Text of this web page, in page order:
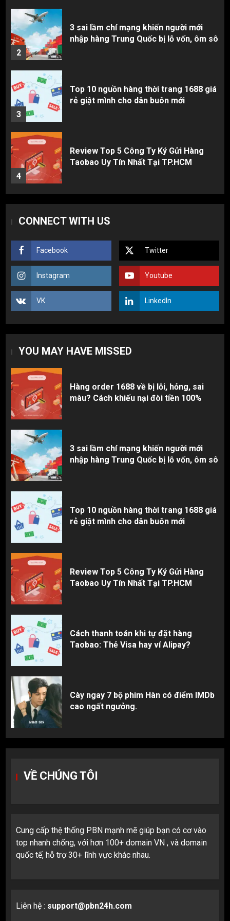
2
3 sai lầm chí mạng khiến người mới
nhập hàng Trung Quốc bị lỗ vốn, ôm sô
3
Top 10 nguồn hàng thời trang 1688 giá
rẻ giật mình cho dân buôn mới
4
Review Top 5 Công Ty Ký Gửi Hàng
Taobao Uy Tín Nhất Tại TP.HCM
Taobao: Thẻ Visa hay ví Alipay?
1
Hàng order 1688 về bị lỗi, hỏng, sai
màu? Cách khiếu nại đòi tiền 100%
3 sai lầm chí mạng khiến người mới
nhập hàng Trung Quốc bị lỗ vốn, ôm sô
Top 10 nguồn hàng thời trang 1688 giá
CONNECT WITH US
Facebook Twitter
Instagram Youtube
VK LinkedIn
YOU MAY HAVE MISSED
Hàng order 1688 về bị lỗi, hỏng, sai
màu? Cách khiếu nại đòi tiền 100%
3 sai lầm chí mạng khiến người mới
nhập hàng Trung Quốc bị lỗ vốn, ôm sô
Top 10 nguồn hàng thời trang 1688 giá
rẻ giật mình cho dân buôn mới
Review Top 5 Công Ty Ký Gửi Hàng
Taobao Uy Tín Nhất Tại TP.HCM
Cách thanh toán khi tự đặt hàng
Taobao: Thẻ Visa hay ví Alipay?
Cày ngay 7 bộ phim Hàn có điểm IMDb
cao ngất ngưởng.
VỀ CHÚNG TÔI
Cung cấp thệ thống PBN mạnh mẽ giúp bạn có cơ vào
top nhanh chống, với hơn 100+ domain VN , và domain
quốc tế, hỗ trợ 30+ lĩnh vực khác nhau.
Liên hệ : support@pbn24h.com